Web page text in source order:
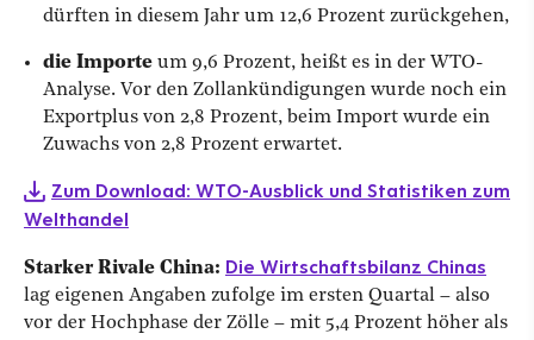
dürften in diesem Jahr um 12,6 Prozent zurückgehen,
die Importe um 9,6 Prozent, heißt es in der WTO-
Analyse. Vor den Zollankündigungen wurde noch ein
Exportplus von 2,8 Prozent, beim Import wurde ein
Zuwachs von 2,8 Prozent erwartet.
Zum Download: WTO-Ausblick und Statistiken zum
Welthandel
Starker Rivale China: Die Wirtschaftsbilanz Chinas
lag eigenen Angaben zufolge im ersten Quartal – also
vor der Hochphase der Zölle – mit 5,4 Prozent höher als